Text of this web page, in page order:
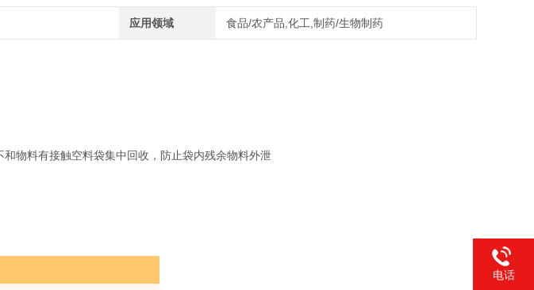
应用领域 食品/农产品,化工,制药/生物制药
物料有接触空料袋集中回收，防止袋内残余物料外泄
电话